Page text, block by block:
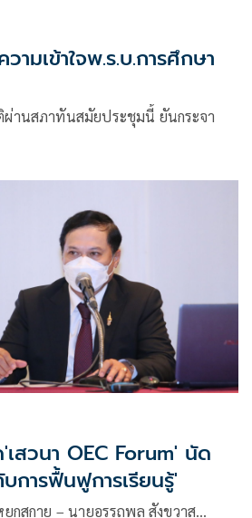
ามเข้าใจพ.ร.บ.การศึกษา
ผ่านสภาทันสมัยประชุมนี้ ยันกระจา
สวนา OEC Forum' นัด
การฟื้นฟูการเรียนรู้'
กสกาย – นายอรรถพล สังขวาส…